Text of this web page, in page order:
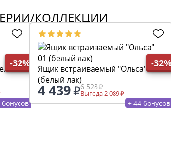
КОЛЛЕКЦИИ
-32% -32%
Ящик встраиваемый "Ольса" 01
(белый лак)
4 439 6 528
Выгода 2 089
+ 44 бонусов